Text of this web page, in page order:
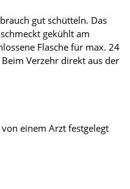
gut schütteln. Das
gekühlt am
Flasche für max. 24
Verzehr direkt aus der
einem Arzt festgelegt